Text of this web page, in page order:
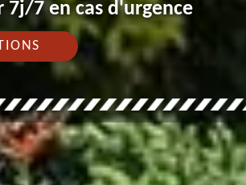
7j/7 en cas d'urgence